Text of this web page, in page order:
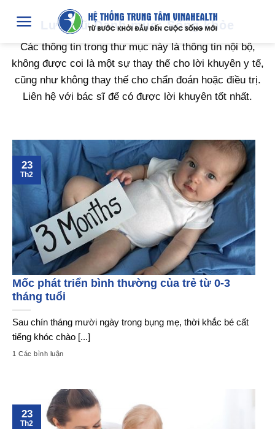
dung
Lưu trữ Danh mục:Sống khỏe
Các thông tin trong thư mục này là thông tin nội bộ,
không được coi là một sự thay thế cho lời khuyên y tế,
cũng như không thay thế cho chẩn đoán hoặc điều trị.
Liên hệ với bác sĩ để có được lời khuyên tốt nhất.
Mốc phát triển bình thường của trẻ từ 0-3
tháng tuổi
Sau chín tháng mười ngày trong bụng mẹ, thời khắc bé cất
tiếng khóc chào [...]
1 Các bình luận
23
Th2
23
Th2